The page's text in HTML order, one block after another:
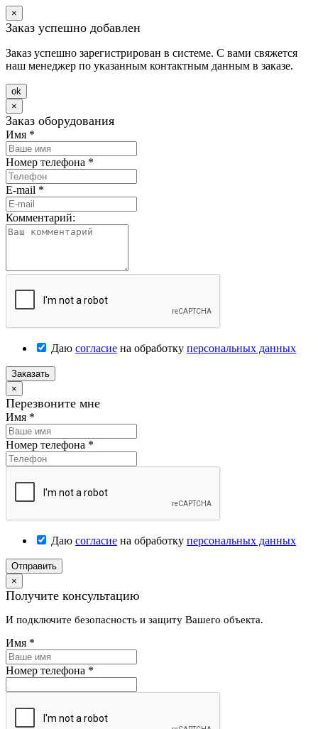
×
Заказ успешно добавлен
Заказ успешно зарегистрирован в системе. С вами свяжется
наш менеджер по указанным контактным данным в заказе.
оk
×
Заказ оборудования
Имя *
Номер телефона *
E-mail *
Комментарий:
Даю согласие на обработку персональных данных
Заказать
×
Перезвоните мне
Имя *
Номер телефона *
Даю согласие на обработку персональных данных
Отправить
×
Получите консультацию
И подключите безопасность и защиту Вашего объекта.
Имя *
Номер телефона *